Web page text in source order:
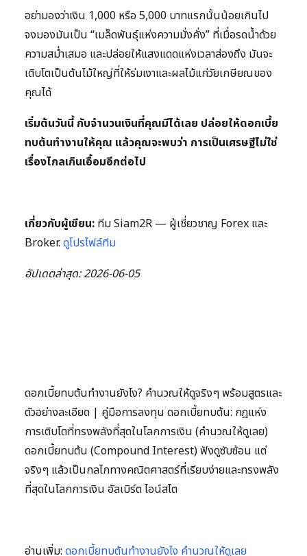
อย่ามองว่าเงิน 1,000 หรือ 5,000 บาทแรกนั้นน้อยเกินไป
จงมองมันเป็น “เมล็ดพันธุ์แห่งความมั่งคั่ง” ที่เมื่อรดน้ำด้วย
ความสม่ำเสมอ และปล่อยให้แสงแดดแห่งเวลาส่องถึง มันจะ
เติบโตเป็นต้นไม้ใหญ่ที่ให้ร่มเงาและผลไม้แก่วัยเกษียณของ
คุณได้
เริ่มต้นวันนี้ กับจำนวนเงินที่คุณมีได้เลย ปล่อยให้ดอกเบี้ย
ทบต้นทำงานให้คุณ แล้วคุณจะพบว่า การเป็นเศรษฐีไม่ใช่
เรื่องไกลเกินเอื้อมอีกต่อไป
เกี่ยวกับผู้เขียน: ทีม Siam2R — ผู้เชี่ยวชาญ Forex และ
Broker.ดูโปรไฟล์ทีม
อัปเดตล่าสุด: 2026-06-05
ดอกเบี้ยทบต้นทำงานยังไง? คำนวณให้ดูจริงๆ พร้อมสูตรและ
ตัวอย่างละเอียด | คู่มือการลงทุน ดอกเบี้ยทบต้น: กฎแห่ง
การเติบโตที่ทรงพลังที่สุดในโลกการเงิน (คำนวณให้ดูเลย)
ดอกเบี้ยทบต้น (Compound Interest) ฟังดูซับซ้อน แต่
จริงๆ แล้วเป็นกลไกทางคณิตศาสตร์ที่เรียบง่ายและทรงพลัง
ที่สุดในโลกการเงิน อัลเบิร์ต ไอน์สไต
อ่านเพิ่ม: ดอกเบี้ยทบต้นทำงานยังไง คำนวณให้ดูเลย